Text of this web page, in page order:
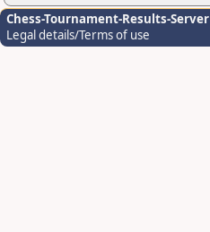
Chess-Tournament-Results-Server
Legal details/Terms of use